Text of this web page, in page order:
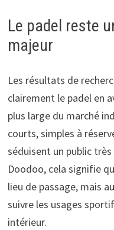
Le padel reste
majeur
Les résultats de
clairement le padel en
plus large du marché
courts, simples à
séduisent un public
Doodoo, cela signifie
lieu de passage, mais
suivre les usages
intérieur.